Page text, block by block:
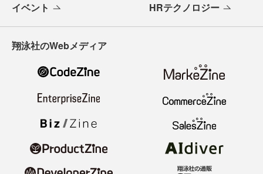
イベント HRテクノロジー
翔泳社のWebメディア